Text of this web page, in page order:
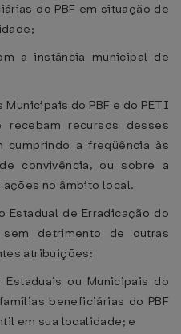
do PBF em situação de
a instância municipal de
do PBF e do PETI
recursos desses
cumprindo a freqüência às
convivência, ou sobre a
no âmbito local.
Estadual de Erradicação do
detrimento de outras
atribuições:
ou Municipais do
beneficiárias do PBF
em sua localidade; e